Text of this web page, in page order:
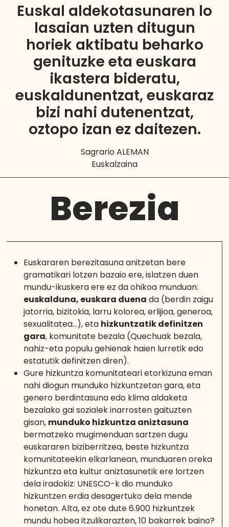
Euskal aldekotasunaren lo
lasaian uzten ditugun
horiek aktibatu beharko
genituzke eta euskara
ikastera bideratu,
euskaldunentzat, euskaraz
bizi nahi dutenentzat,
oztopo izan ez daitezen.
Sagrario ALEMAN
Euskalzaina
Berezia
Euskararen berezitasuna anitzetan bere
gramatikari lotzen bazaio ere, islatzen duen
mundu-ikuskera ere ez da ohikoa munduan:
euskalduna, euskara duena da (berdin zaigu
jatorria, bizitokia, larru kolorea, erlijioa, generoa,
sexualitatea…), eta hizkuntzatik definitzen
gara, komunitate bezala (Quechuak bezala,
nahiz-eta populu gehienak haien lurretik edo
estatutik definitzen diren).
Gure hizkuntza komunitateari etorkizuna eman
nahi diogun munduko hizkuntzetan gara, eta
genero berdintasuna edo klima aldaketa
bezalako gai sozialek inarrosten gaituzten
gisan, munduko hizkuntza aniztasuna
bermatzeko mugimenduan sartzen dugu
euskararen biziberritzea, beste hizkuntza
komunitateekin elkarlanean, munduaren oreka
hizkuntza eta kultur aniztasunetik ere lortzen
dela iradokiz: UNESCO-k dio munduko
hizkuntzen erdia desagertuko dela mende
honetan. Alta, ez ote dute 6.900 hizkuntzek
mundu hobea itzulikarazten, 10 bakarrek baino?